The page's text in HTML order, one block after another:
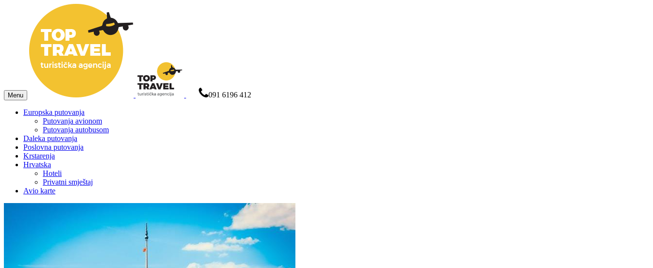
Menu 091 6196 412
Europska putovanja
Putovanja avionom
Putovanja autobusom
Daleka putovanja
Poslovna putovanja
Krstarenja
Hrvatska
Hoteli
Privatni smještaj
Avio karte